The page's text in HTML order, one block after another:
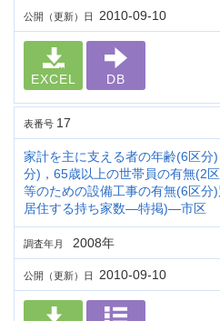
公開（更新）日 2010-09-10
EXCEL DB
表番号 17
家計を主に支える者の年齢(6区分
分)，65歳以上の世帯員の有無(2
等のための設備工事の有無(6区分
居住する持ち家数―特掲)―市区
調査年月 2008年
公開（更新）日 2010-09-10